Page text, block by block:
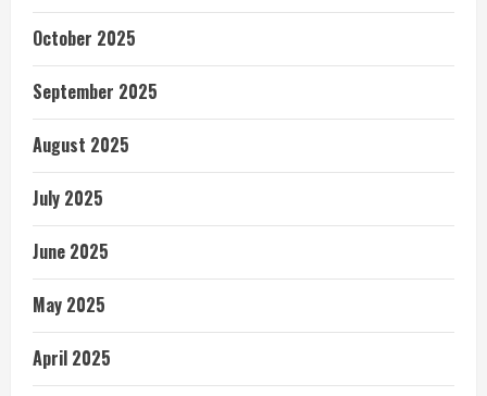
October 2025
September 2025
August 2025
July 2025
June 2025
May 2025
April 2025